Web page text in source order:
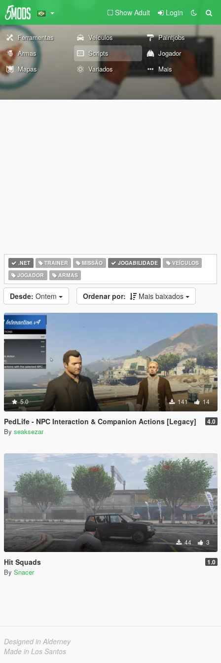
Show Adult Login
Ferramentas Veículos
Paintjobs
Armas
Scripts
Jogador
Mapas
Variados Mais
.NET TRAINER MISSÃO JOGABILIDADE
VEÍCULOS
JOGADOR
ARMAS
Desde: Ontem Ordenar por: Mais baixados
5.0 141 14
PedLife - NPC Interaction & Companion Actions [Legacy] 4.0
By seaksezar
44 3
Hit Squads 1.0
By Snacer
Designed in Alderney
Made in Los Santos